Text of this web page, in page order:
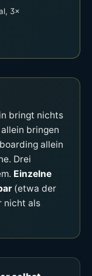
3×
bringt nichts
bringen
allein
Drei
Einzelne
(etwa der
nicht als